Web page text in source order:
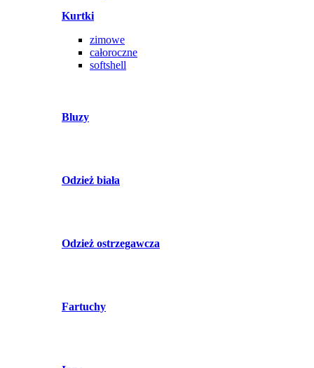
Kurtki
zimowe
całoroczne
softshell
Bluzy
Odzież biała
Odzież ostrzegawcza
Fartuchy